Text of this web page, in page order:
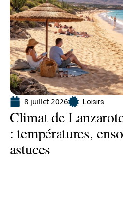
8 juillet 2026 Loisirs
Climat de
: températures,
astuces